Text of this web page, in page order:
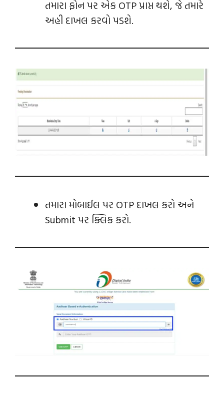
તમારા ફોન પર એક OTP પ્રાપ્ત થશે, જે તમારે
અહી દાખલ કરવો પડશે.
તમારા મોબાઈલ પર OTP દાખલ કરો અને
Submit પર ક્લિક કરો.